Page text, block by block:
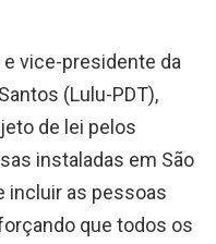
vice-presidente da
(Lulu-PDT),
de lei pelos
instaladas em São
incluir as pessoas
que todos os